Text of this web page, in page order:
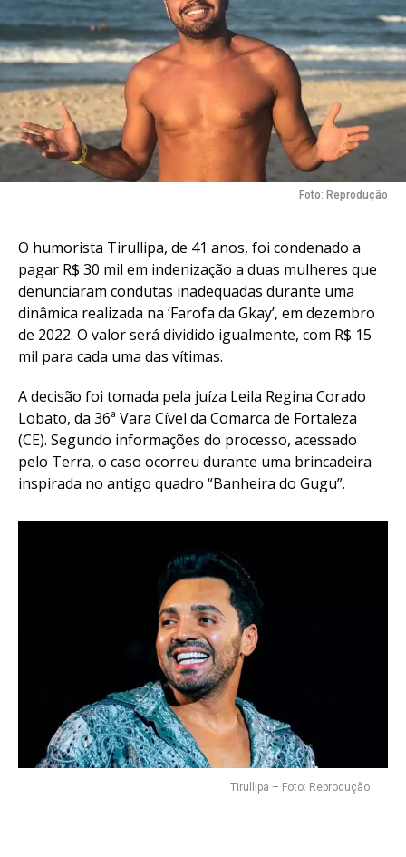
Foto: Reprodução
O humorista Tirullipa, de 41 anos, foi condenado a
pagar R$ 30 mil em indenização a duas mulheres que
denunciaram condutas inadequadas durante uma
dinâmica realizada na ‘Farofa da Gkay’, em dezembro
de 2022. O valor será dividido igualmente, com R$ 15
mil para cada uma das vítimas.
A decisão foi tomada pela juíza Leila Regina Corado
Lobato, da 36ª Vara Cível da Comarca de Fortaleza
(CE). Segundo informações do processo, acessado
pelo Terra, o caso ocorreu durante uma brincadeira
inspirada no antigo quadro “Banheira do Gugu”.
Tirullipa – Foto: Reprodução